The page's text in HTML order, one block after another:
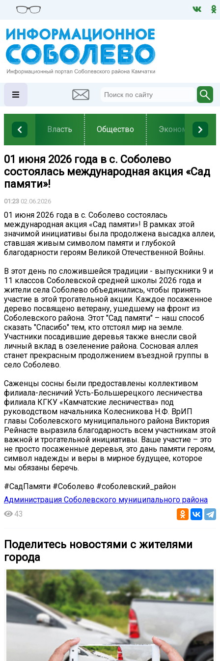
Власть Общество Экономика
01 июня 2026 года в с. Соболево
состоялась международная акция «Сад
памяти»!
01:23 02.06.2026
01 июня 2026 года в с. Соболево состоялась
международная акция «Сад памяти»! В рамках этой
значимой инициативы была продолжена высадка аллеи,
ставшая живым символом памяти и глубокой
благодарности героям Великой Отечественной Войны.
В этот день по сложившейся традиции - выпускники 9 и
11 классов Соболевской средней школы 2026 года и
жители села Соболево объединились, чтобы принять
участие в этой трогательной акции. Каждое посаженное
дерево посвящено ветерану, ушедшему на фронт из
Соболевского района. Этот "Сад памяти" – наш способ
сказать "Спасибо" тем, кто отстоял мир на земле.
Участники посадившие деревья также внесли свой
личный вклад в озеленение района. Сосновая аллея
станет прекрасным продолжением въездной группы в
село Соболево.
Саженцы сосны были предоставлены коллективом
филиала-лесничий Усть-Большерецкого лесничества
филиала КГКУ «Камчатские лесничества» под
руководством начальника Колесникова Н.Ф. ВрИП
главы Соболевского муниципального района Виктория
Рейнасте выразила благодарность всем участникам этой
важной и трогательной инициативы. Ваше участие – это
не просто посаженные деревья, это дань памяти героям,
символ надежды и веры в мирное будущее, которое
мы обязаны беречь.
#СадПамяти #Соболево #соболевский_район
Администрация Соболевского муниципального района
43
Поделитесь новостями с жителями
города